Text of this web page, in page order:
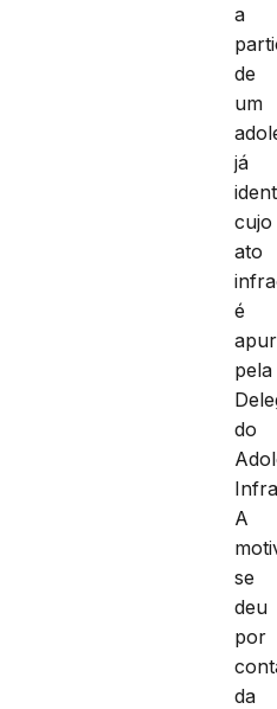
a
de
um
já
cujo
ato
é
pela
do
A
se
deu
por
da